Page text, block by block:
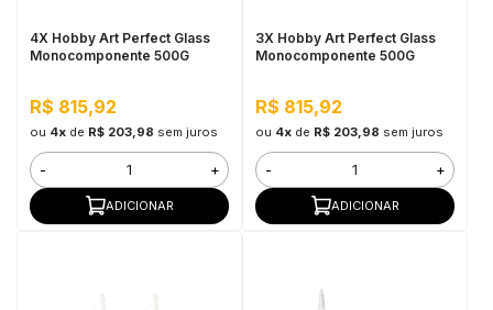
4X Hobby Art Perfect Glass
Monocomponente 500G
R$ 815,92
ou 4xde R$ 203,98 sem juros
- +
ADICIONAR
3X Hobby Art Perfect Glass
Monocomponente 500G
R$ 815,92
ou 4xde R$ 203,98 sem juros
- +
ADICIONAR